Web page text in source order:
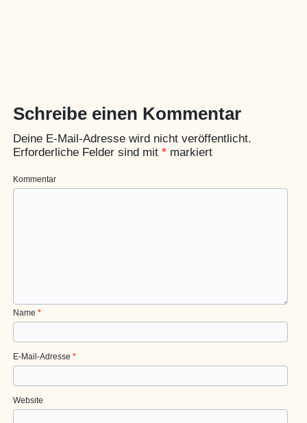
Schreibe einen Kommentar
Deine E-Mail-Adresse wird nicht veröffentlicht.
Erforderliche Felder sind mit* markiert
Kommentar
Name*
E-Mail-Adresse*
Website